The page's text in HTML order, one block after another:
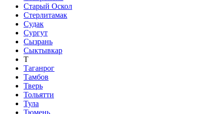
Старый Оскол
Стерлитамак
Судак
Сургут
Сызрань
Сыктывкар
Т
Таганрог
Тамбов
Тверь
Тольятти
Тула
Тюмень